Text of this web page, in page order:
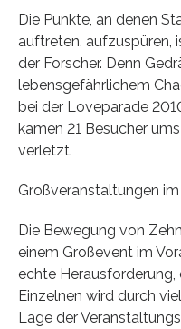
Die Punkte, an denen
auftreten, aufzuspüren,
der Forscher. Denn
lebensgefährlichem
bei der Loveparade
kamen 21 Besucher
verletzt.
Großveranstaltungen
Die Bewegung von
einem Großevent im
echte Herausforderung,
Einzelnen wird durch
Lage der